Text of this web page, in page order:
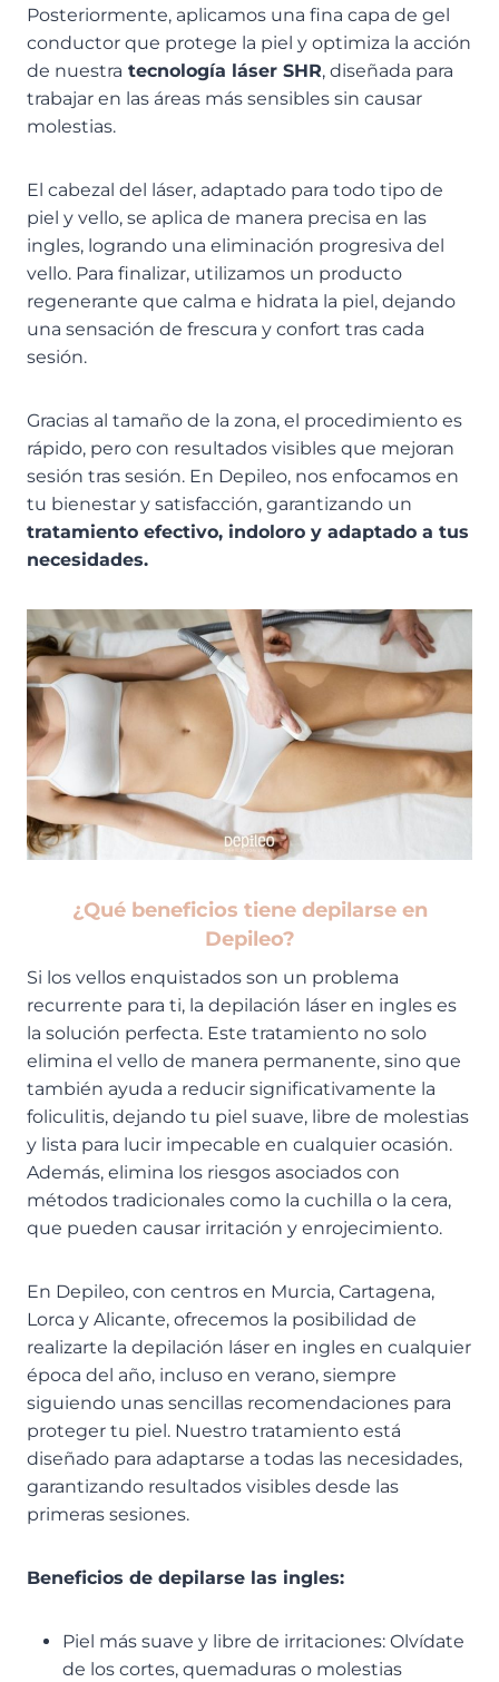
Posteriormente, aplicamos una fina capa de gel
conductor que protege la piel y optimiza la acción
de nuestra tecnología láser SHR, diseñada para
trabajar en las áreas más sensibles sin causar
molestias.
El cabezal del láser, adaptado para todo tipo de
piel y vello, se aplica de manera precisa en las
ingles, logrando una eliminación progresiva del
vello. Para finalizar, utilizamos un producto
regenerante que calma e hidrata la piel, dejando
una sensación de frescura y confort tras cada
sesión.
Gracias al tamaño de la zona, el procedimiento es
rápido, pero con resultados visibles que mejoran
sesión tras sesión. En Depileo, nos enfocamos en
tu bienestar y satisfacción, garantizando un
tratamiento efectivo, indoloro y adaptado a tus
necesidades.
¿Qué beneficios tiene depilarse en
Depileo?
Si los vellos enquistados son un problema
recurrente para ti, la depilación láser en ingles es
la solución perfecta. Este tratamiento no solo
elimina el vello de manera permanente, sino que
también ayuda a reducir significativamente la
foliculitis, dejando tu piel suave, libre de molestias
y lista para lucir impecable en cualquier ocasión.
Además, elimina los riesgos asociados con
métodos tradicionales como la cuchilla o la cera,
que pueden causar irritación y enrojecimiento.
En Depileo, con centros en Murcia, Cartagena,
Lorca y Alicante, ofrecemos la posibilidad de
realizarte la depilación láser en ingles en cualquier
época del año, incluso en verano, siempre
siguiendo unas sencillas recomendaciones para
proteger tu piel. Nuestro tratamiento está
diseñado para adaptarse a todas las necesidades,
garantizando resultados visibles desde las
primeras sesiones.
Beneficios de depilarse las ingles:
Piel más suave y libre de irritaciones: Olvídate
de los cortes, quemaduras o molestias